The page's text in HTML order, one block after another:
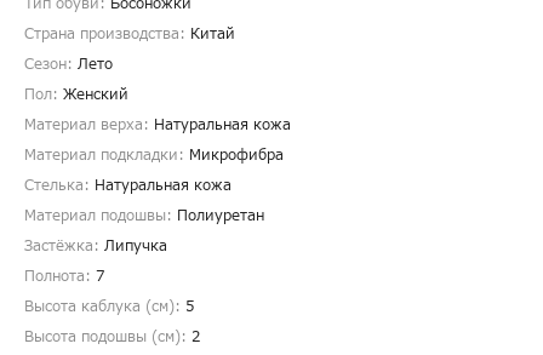
Страна производства: Китай
Сезон: Лето
Пол: Женский
Материал верха: Натуральная кожа
Материал подкладки: Микрофибра
Стелька: Натуральная кожа
Материал подошвы: Полиуретан
Застёжка: Липучка
Полнота: 7
Высота каблука (см): 5
Высота подошвы (см): 2